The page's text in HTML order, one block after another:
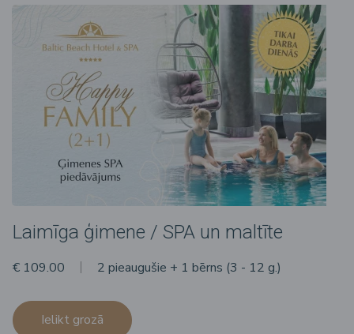
Laimīga ģimene / SPA un maltīte
€ 109.00 2 pieaugušie + 1 bērns (3 - 12 g.)
Ielikt grozā